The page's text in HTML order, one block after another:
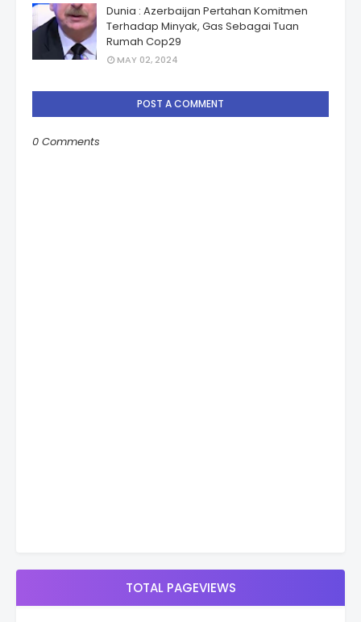
Dunia : Azerbaijan Pertahan Komitmen
Terhadap Minyak, Gas Sebagai Tuan
Rumah Cop29
MAY 02, 2024
POST A COMMENT
0 Comments
TOTAL PAGEVIEWS